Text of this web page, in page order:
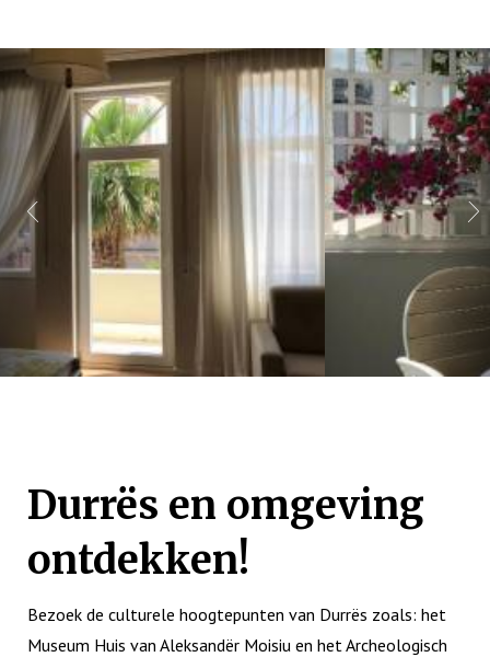
Durrës en omgeving
ontdekken!
Bezoek de culturele hoogtepunten van Durrës zoals: het
Museum Huis van Aleksandër Moisiu en het Archeologisch